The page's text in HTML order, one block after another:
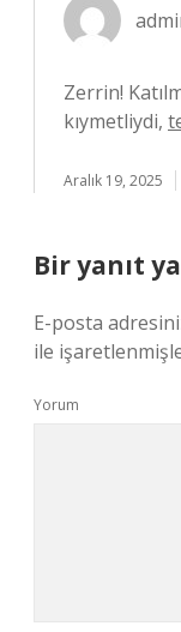
Zerrin!
kıymetliydi,
Aralık 19, 2025
Bir yanıt
E-posta
ile
Yorum